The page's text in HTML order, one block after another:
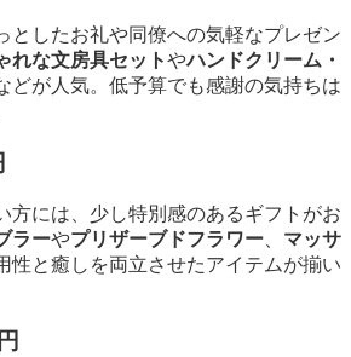
としたお礼や同僚への気軽なプレゼン
れな文房具セットやハンドクリーム・
どが人気。低予算でも感謝の気持ちは
方には、少し特別感のあるギフトがお
ラーやプリザーブドフラワー
マッサ
性と癒しを両立させたアイテムが揃い